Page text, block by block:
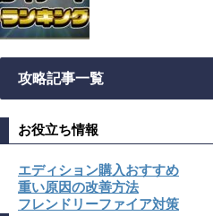
攻略記事一覧
お役立ち情報
エディション購入おすすめ
重い原因の改善方法
フレンドリーファイア対策